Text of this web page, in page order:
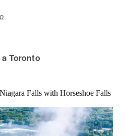
Toronto
Falls with Horseshoe Falls